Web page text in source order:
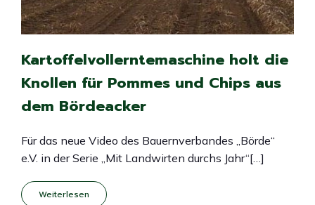
Kartoffelvollerntemaschine holt die
Knollen für Pommes und Chips aus
dem Bördeacker
Für das neue Video des Bauernverbandes „Börde“
e.V. in der Serie „Mit Landwirten durchs Jahr“[…]
Weiterlesen